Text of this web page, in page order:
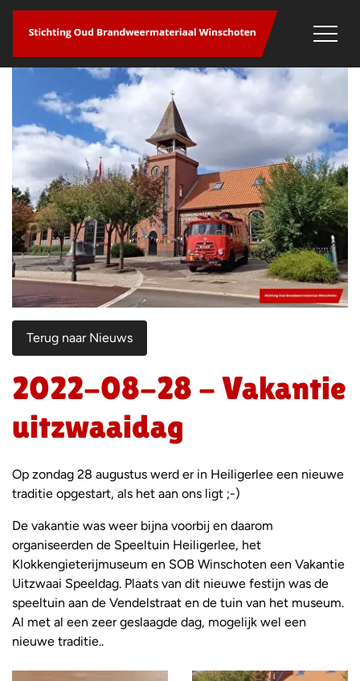
overslaan
Terug naar Nieuws
2022-08-28 - Vakantie
uitzwaaidag
Op zondag 28 augustus werd er in Heiligerlee een nieuwe
traditie opgestart, als het aan ons ligt ;-)
De vakantie was weer bijna voorbij en daarom
organiseerden de Speeltuin Heiligerlee, het
Klokkengieterijmuseum en SOB Winschoten een Vakantie
Uitzwaai Speeldag. Plaats van dit nieuwe festijn was de
speeltuin aan de Vendelstraat en de tuin van het museum.
Al met al een zeer geslaagde dag, mogelijk wel een
nieuwe traditie..
Foto